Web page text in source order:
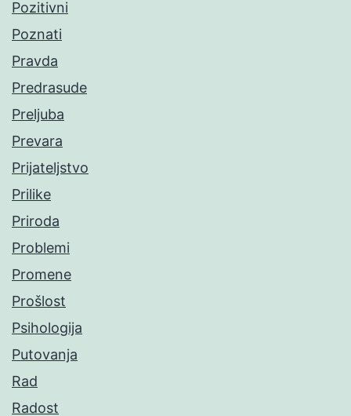
Pozitivni
Poznati
Pravda
Predrasude
Preljuba
Prevara
Prijateljstvo
Prilike
Priroda
Problemi
Promene
Prošlost
Psihologija
Putovanja
Rad
Radost